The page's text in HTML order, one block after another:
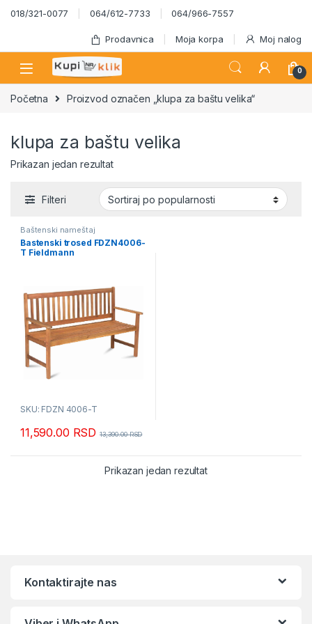
Skip to navigation
Skip to content
018/321-0077 064/612-7733 064/966-7557
Prodavnica Moja korpa Moj nalog
0
Početna Proizvod označen „klupa za baštu velika“
klupa za baštu velika
Prikazan jedan rezultat
Filteri
Baštenski nameštaj
Bastenski trosed FDZN4006-
T Fieldmann
SKU: FDZN 4006-T
11,590.00 RSD 13,390.00RSD
Prikazan jedan rezultat
Kontaktirajte nas